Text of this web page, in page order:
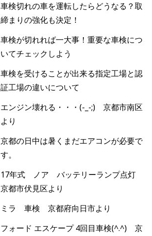
車検切れの車を運転したらどうなる？取
締まりの強化も決定！
車検が切れれば一大事！重要な車検につ
いてチェックしよう
車検を受けることが出来る指定工場と認
証工場の違いについて
エンジン壊れる・・・(-_-;) 京都市南区
より
京都の日中は暑くまだエアコンが必要で
す。
17年式 ノア バッテリーランプ点灯
京都市伏見区より
ミラ 車検 京都府向日市より
フォード エスケープ 4回目車検(^.^) 京